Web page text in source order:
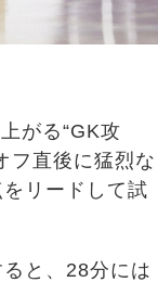
がる“GK攻
フ直後に猛烈な
リードして試
と、28分には